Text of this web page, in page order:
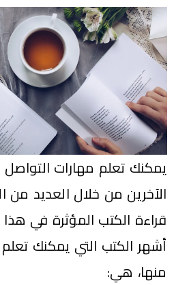
يمكنك تعلم مهارات
الآخرين من خلال العديد من
قراءة الكتب المؤثرة في
أشهر الكتب التي يمكنك
منها، هي: